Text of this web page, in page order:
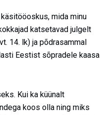
mida minu
katsetavad julgelt
14. lk) ja põdrasammal
Eestist sõpradele kaasa
Kui ka küünalt
koos olla ning miks